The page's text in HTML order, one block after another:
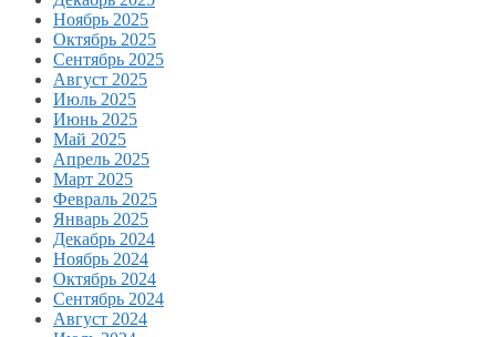
Ноябрь 2025
Октябрь 2025
Сентябрь 2025
Август 2025
Июль 2025
Июнь 2025
Май 2025
Апрель 2025
Март 2025
Февраль 2025
Январь 2025
Декабрь 2024
Ноябрь 2024
Октябрь 2024
Сентябрь 2024
Август 2024